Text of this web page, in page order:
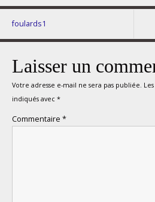
foulards1
Laisser un
Votre adresse e-mail ne sera pas publiée.
indiqués avec *
Commentaire *